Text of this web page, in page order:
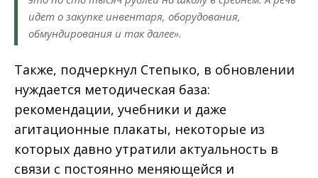
идет о закупке инвентаря, оборудования,
обмундирования и так далее».
Также, подчеркнул Степыко, в обновлении
нуждается методическая база:
рекомендации, учебники и даже
агитационные плакаты, некоторые из
которых давно утратили актуальность в
связи с постоянно меняющейся и